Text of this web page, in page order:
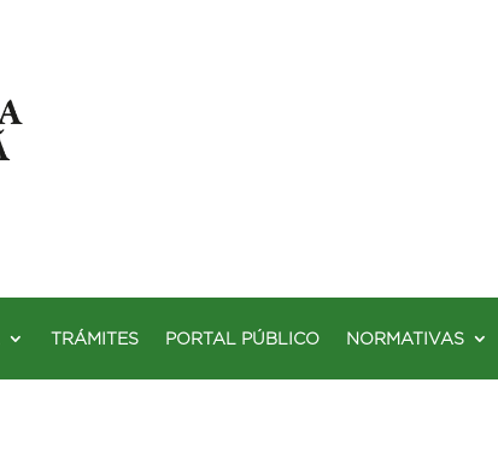
TRÁMITES PORTAL PÚBLICO NORMATIVAS